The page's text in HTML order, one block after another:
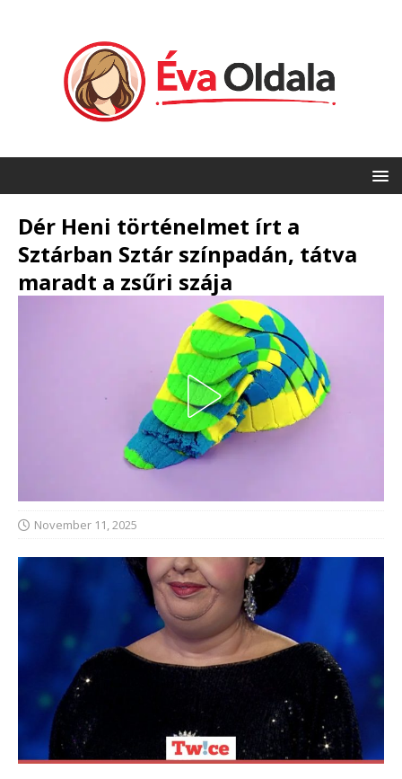
Dér Heni történelmet írt a
Sztárban Sztár színpadán, tátva
maradt a zsűri szája
November 11, 2025